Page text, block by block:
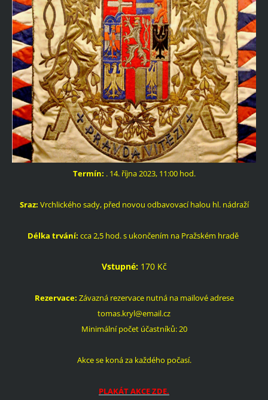
Termín: . 14. října 2023, 11:00 hod.
Sraz: Vrchlického sady, před novou odbavovací halou hl. nádraží
Délka trvání: cca 2,5 hod. s ukončením na Pražském hradě
Vstupné: 170 Kč
Rezervace: Závazná rezervace nutná na mailové adrese
tomas.kryl@email.cz
Minimální počet účastníků: 20
Akce se koná za každého počasí.
PLAKÁT AKCE ZDE.